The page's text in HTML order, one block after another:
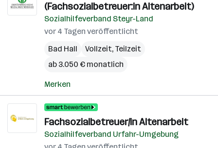
(Fachsozialbetreuer:in Altenarbeit)
Sozialhilfeverband Steyr-Land
vor 4 Tagen veröffentlicht
Bad Hall
Vollzeit, Teilzeit
ab 3.050 € monatlich
Merken
Fachsozialbetreuer/in Altenarbeit
Sozialhilfeverband Urfahr-Umgebung